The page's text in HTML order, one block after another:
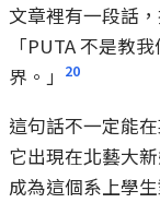
文章裡有一段話
「PUTA 不是教
界。」
20
這句話不一定能
它出現在北藝大
成為這個系上學